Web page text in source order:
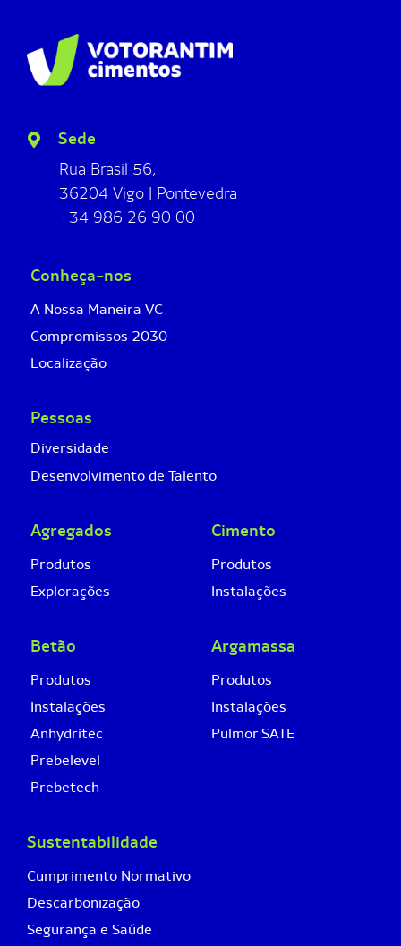
Sede
Rua Brasil 56,
36204 Vigo | Pontevedra
+34 986 26 90 00
Conheça-nos
A Nossa Maneira VC
Compromissos 2030
Localização
Pessoas
Diversidade
Desenvolvimento de Talento
Agregados
Produtos
Explorações
Betão
Produtos
Instalações
Anhydritec
Prebelevel
Prebetech
Cimento
Produtos
Instalações
Argamassa
Produtos
Instalações
Pulmor SATE
Sustentabilidade
Cumprimento Normativo
Descarbonização
Segurança e Saúde